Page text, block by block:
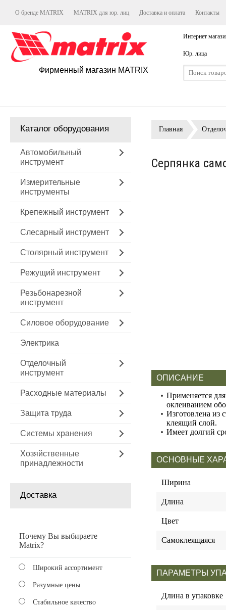
О бренде MATRIX MATRIX для юр. лиц Доставка и оплата Контакты
Фирменный магазин MATRIX
Интернет
Юр. лица
Каталог оборудования
Автомобильный
инструмент
Измерительные
инструменты
Крепежный инструмент
Слесарный инструмент
Столярный инструмент
Режущий инструмент
Резьбонарезной
инструмент
Силовое оборудование
Электрика
Отделочный
инструмент
Расходные материалы
Защита труда
Системы хранения
Хозяйственные
принадлежности
Доставка
Почему Вы выбираете
Matrix?
Широкий ассортимент
Разумные цены
Стабильное качество
Главная
Серпянка
ОПИСАНИЕ
Применяется
оклеиванием
Изготовлена из
клеящий слой.
Имеет долгий
ОСНОВНЫЕ
Ширина
Длина
Цвет
Самоклеящаяся
ПАРАМЕТРЫ
Длина в упаковке